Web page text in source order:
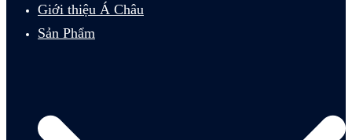
Giới thiệu Á Châu
Sản Phẩm